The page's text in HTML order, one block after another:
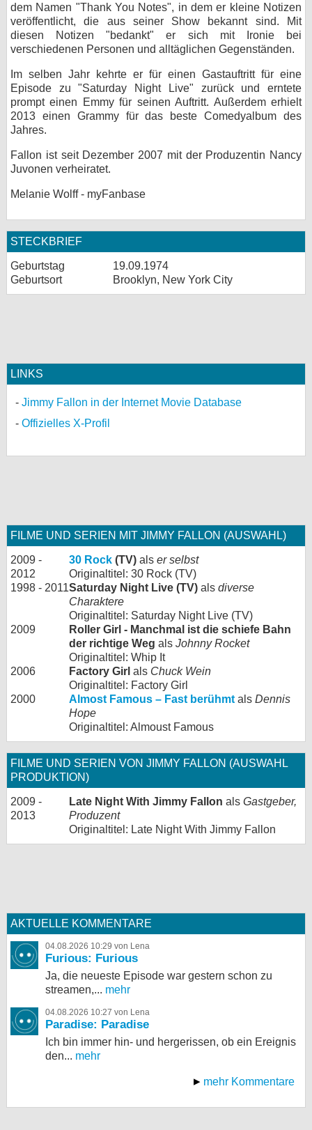
dem Namen "Thank You Notes", in dem er kleine Notizen
veröffentlicht, die aus seiner Show bekannt sind. Mit
diesen Notizen "bedankt" er sich mit Ironie bei
verschiedenen Personen und alltäglichen Gegenständen.
Im selben Jahr kehrte er für einen Gastauftritt für eine
Episode zu "Saturday Night Live" zurück und erntete
prompt einen Emmy für seinen Auftritt. Außerdem erhielt
2013 einen Grammy für das beste Comedyalbum des
Jahres.
Fallon ist seit Dezember 2007 mit der Produzentin Nancy
Juvonen verheiratet.
Melanie Wolff - myFanbase
STECKBRIEF
Geburtstag
19.09.1974
Geburtsort
Brooklyn, New York City
LINKS
Jimmy Fallon in der Internet Movie Database
Offizielles X-Profil
FILME UND SERIEN MIT JIMMY FALLON (AUSWAHL)
2009 -
2012
30 Rock (TV) als er selbst
Originaltitel: 30 Rock (TV)
1998 - 2011Saturday Night Live (TV) als diverse
Charaktere
Originaltitel: Saturday Night Live (TV)
2009
Roller Girl - Manchmal ist die schiefe Bahn
der richtige Weg als Johnny Rocket
Originaltitel: Whip It
2006
Factory Girl als Chuck Wein
Originaltitel: Factory Girl
2000
Almost Famous – Fast berühmt als Dennis
Hope
Originaltitel: Almoust Famous
FILME UND SERIEN VON JIMMY FALLON (AUSWAHL
PRODUKTION)
2009 -
2013
Late Night With Jimmy Fallon als Gastgeber,
Produzent
Originaltitel: Late Night With Jimmy Fallon
AKTUELLE KOMMENTARE
04.08.2026 10:29 von Lena
Furious: Furious
Ja, die neueste Episode war gestern schon zu
streamen,... mehr
04.08.2026 10:27 von Lena
Paradise: Paradise
Ich bin immer hin- und hergerissen, ob ein Ereignis
den... mehr
mehr Kommentare